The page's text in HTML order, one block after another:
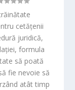
cetățenii
juridică,
formula
să poată
fie nevoie să
atât timp